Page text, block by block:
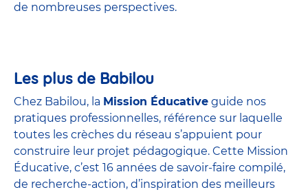
de nombreuses perspectives.
Les plus de Babilou
Chez Babilou, la Mission Éducative guide nos
pratiques professionnelles, référence sur laquelle
toutes les crèches du réseau s’appuient pour
construire leur projet pédagogique. Cette Mission
Éducative, c’est 16 années de savoir-faire compilé,
de recherche-action, d’inspiration des meilleurs